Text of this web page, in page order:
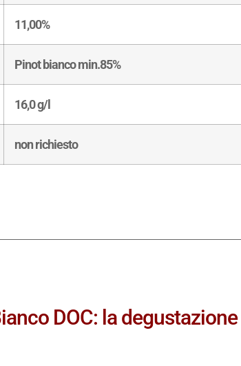
11,00%
Pinot bianco min.85%
16,0 g/l
non richiesto
DOC: la